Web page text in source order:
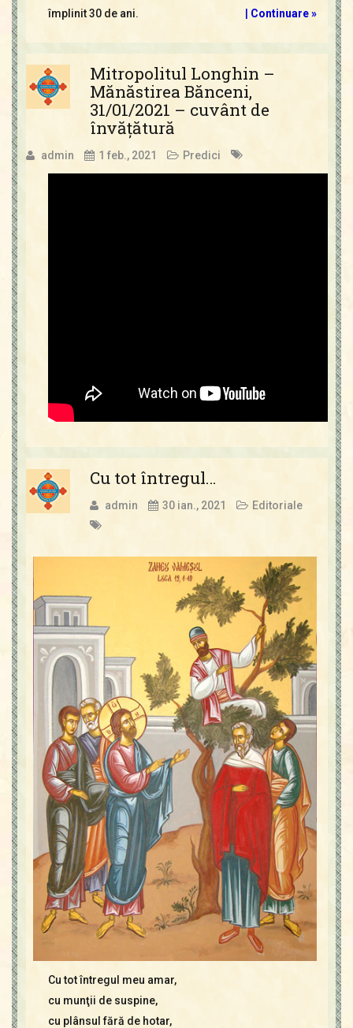
împlinit 30 de ani.
Continuare »
Mitropolitul Longhin –
Mănăstirea Bănceni,
31/01/2021 – cuvânt de
învățătură
admin 1 feb., 2021 Predici
Cu tot întregul…
admin 30 ian., 2021 Editoriale
Cu tot întregul meu amar,
cu munţii de suspine,
cu plânsul fără de hotar,